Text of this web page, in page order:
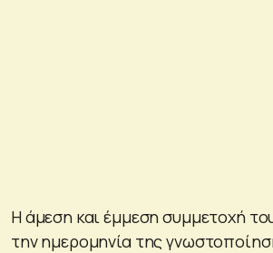
Η άμεση και έμμεση συμμετοχή
την ημερομηνία της